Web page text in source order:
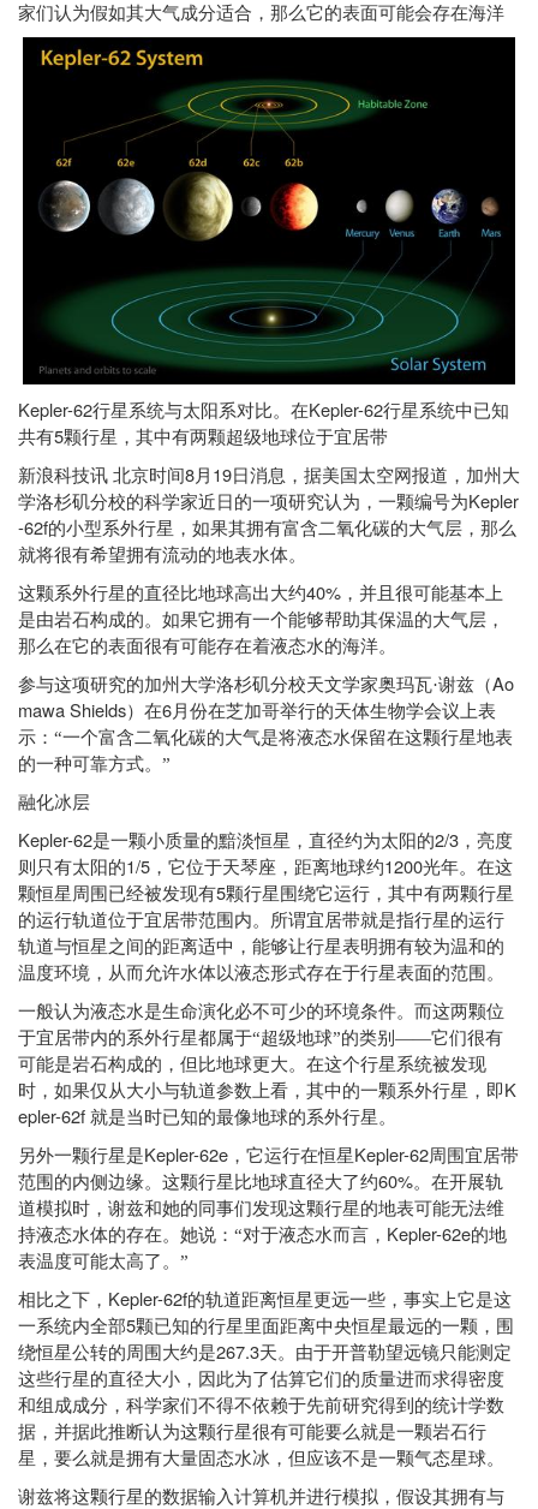
家们认为假如其大气成分适合，那么它的表面可能会存在海洋
Kepler-62行星系统与太阳系对比。在Kepler-62行星系统中已知
共有5颗行星，其中有两颗超级地球位于宜居带
新浪科技讯 北京时间8月 19日消息，据美国太空网报道，加州大
学洛杉矶分校的科学家近日的一项研究认为，一颗编号为Kepler
-62f的小型系外行星，如果其拥有富含二氧化碳的大气层，那么
就将很有希望拥有流动的地表水体。
这颗系外行星的直径比地球高出大约40% ，并且很可能基本上
是由岩石构成的。如果它拥有一个能够帮助其保温的大气层，
那么在它的表面很有可能存在着液态水的海洋。
参与这项研究的加州大学洛杉矶分校天文学家奥玛瓦·谢兹（Ao
mawa Shields）在6月份在芝加哥举行的天体生物学会议上表
示：“一个富含二氧化碳的大气是将液态水保留在这颗行星地表
的一种可靠方式。”
融化冰层
Kepler-62是一颗小质量的黯淡恒星，直径约为太阳的2/3 ，亮度
则只有太阳的1/5 ，它位于天琴座，距离地球约1200光年。在这
颗恒星周围已经被发现有5颗行星围绕它运行，其中有两颗行星
的运行轨道位于宜居带范围内。所谓宜居带就是指行星的运行
轨道与恒星之间的距离适中，能够让行星表明拥有较为温和的
温度环境，从而允许水体以液态形式存在于行星表面的范围。
一般认为液态水是生命演化必不可少的环境条件。而这两颗位
于宜居带内的系外行星都属于“超级地球”的类别——它们很有
可能是岩石构成的，但比地球更大。在这个行星系统被发现
时，如果仅从大小与轨道参数上看，其中的一颗系外行星，即K
epler-62f 就是当时已知的最像地球的系外行星。
另外一颗行星是Kepler-62e ，它运行在恒星Kepler-62周围宜居带
范围的内侧边缘。这颗行星比地球直径大了约60%。在开展轨
道模拟时，谢兹和她的同事们发现这颗行星的地表可能无法维
持液态水体的存在。她说：“对于液态水而言， Kepler-62e的地
表温度可能太高了。”
相比之下， Kepler-62f的轨道距离恒星更远一些，事实上它是这
一系统内全部5颗已知的行星里面距离中央恒星最远的一颗，围
绕恒星公转的周围大约是267.3天。由于开普勒望远镜只能测定
这些行星的直径大小，因此为了估算它们的质量进而求得密度
和组成成分，科学家们不得不依赖于先前研究得到的统计学数
据，并据此推断认为这颗行星很有可能要么就是一颗岩石行
星，要么就是拥有大量固态水冰，但应该不是一颗气态星球。
谢兹将这颗行星的数据输入计算机并进行模拟，假设其拥有与